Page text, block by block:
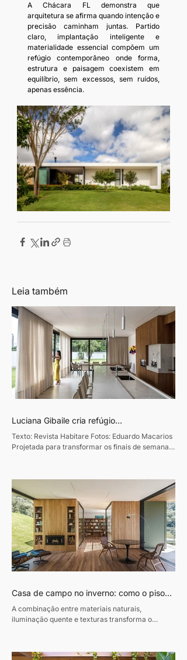
A Chácara FL demonstra que
arquitetura se afirma quando intenção e
precisão caminham juntas. Partido
claro, implantação inteligente e
materialidade essencial compõem um
refúgio contemporâneo onde forma,
estrutura e paisagem coexistem em
equilíbrio, sem excessos, sem ruídos,
apenas essência.
Leia também
Luciana Gibaile cria refúgio
familiar
Texto: Revista Habitare Fotos: Eduardo Macarios
Projetada para transformar os finais de semana
desejo de um casal de empresários de criar um
refúgio de convívio e descanso. Assinado pela
designer de interiores Luciana Gibaile, o projeto
organiza todos os ambientes em torno da área de
lazer, concebida como o coração da casa.
Proprietários de um escritório de advocacia, os
moradores vi
Casa de campo no inverno: como o piso
acolhedores
A combinação entre materiais naturais,
iluminação quente e texturas transforma o
Fotos: Miti Same Com a chegada do inverno,